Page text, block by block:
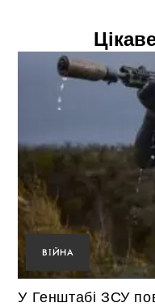
ВІЙНА
У Генштабі ЗСУ